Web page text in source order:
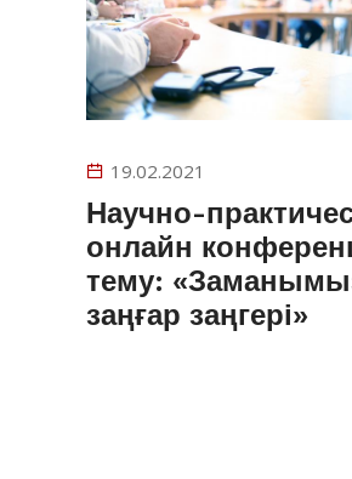
19.02.2021
Научно-
онлайн
тему:
заңғар заңгері»